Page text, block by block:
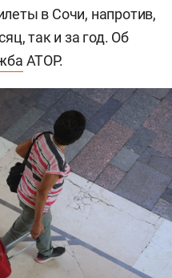
в Сочи, напротив,
так и за год. Об
АТОР.